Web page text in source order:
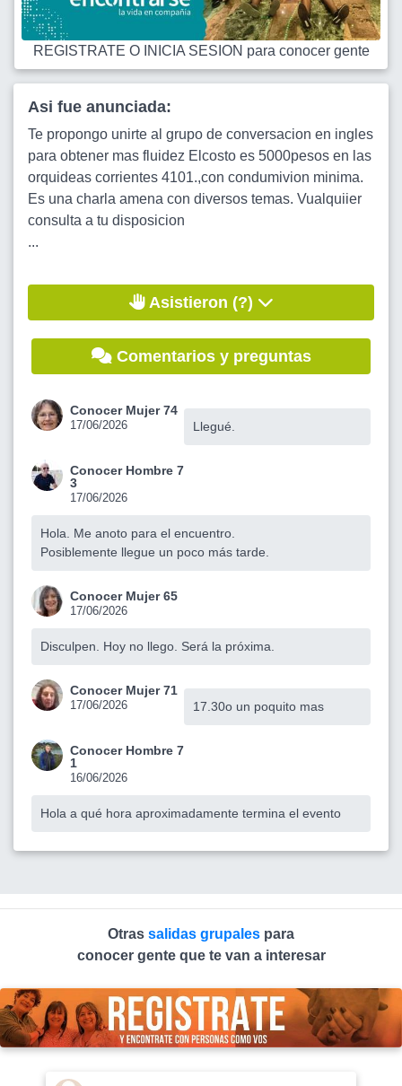
REGISTRATE O INICIA SESION para conocer gente
Asi fue anunciada:
Te propongo unirte al grupo de conversacion en ingles
para obtener mas fluidez Elcosto es 5000pesos en las
orquideas corrientes 4101.,con condumivion minima.
Es una charla amena con diversos temas. Vualquiier
consulta a tu disposicion
...
Asistieron (?)
Comentarios y preguntas
Conocer Mujer 74
17/06/2026 Llegué.
Conocer Hombre 7
3
17/06/2026
Hola. Me anoto para el encuentro.
Posiblemente llegue un poco más tarde.
Conocer Mujer 65
17/06/2026
Disculpen. Hoy no llego. Será la próxima.
Conocer Mujer 71
17/06/2026 17.30o un poquito mas
Conocer Hombre 7
1
16/06/2026
Hola a qué hora aproximadamente termina el evento
Otras salidas grupales para
conocer gente que te van a interesar